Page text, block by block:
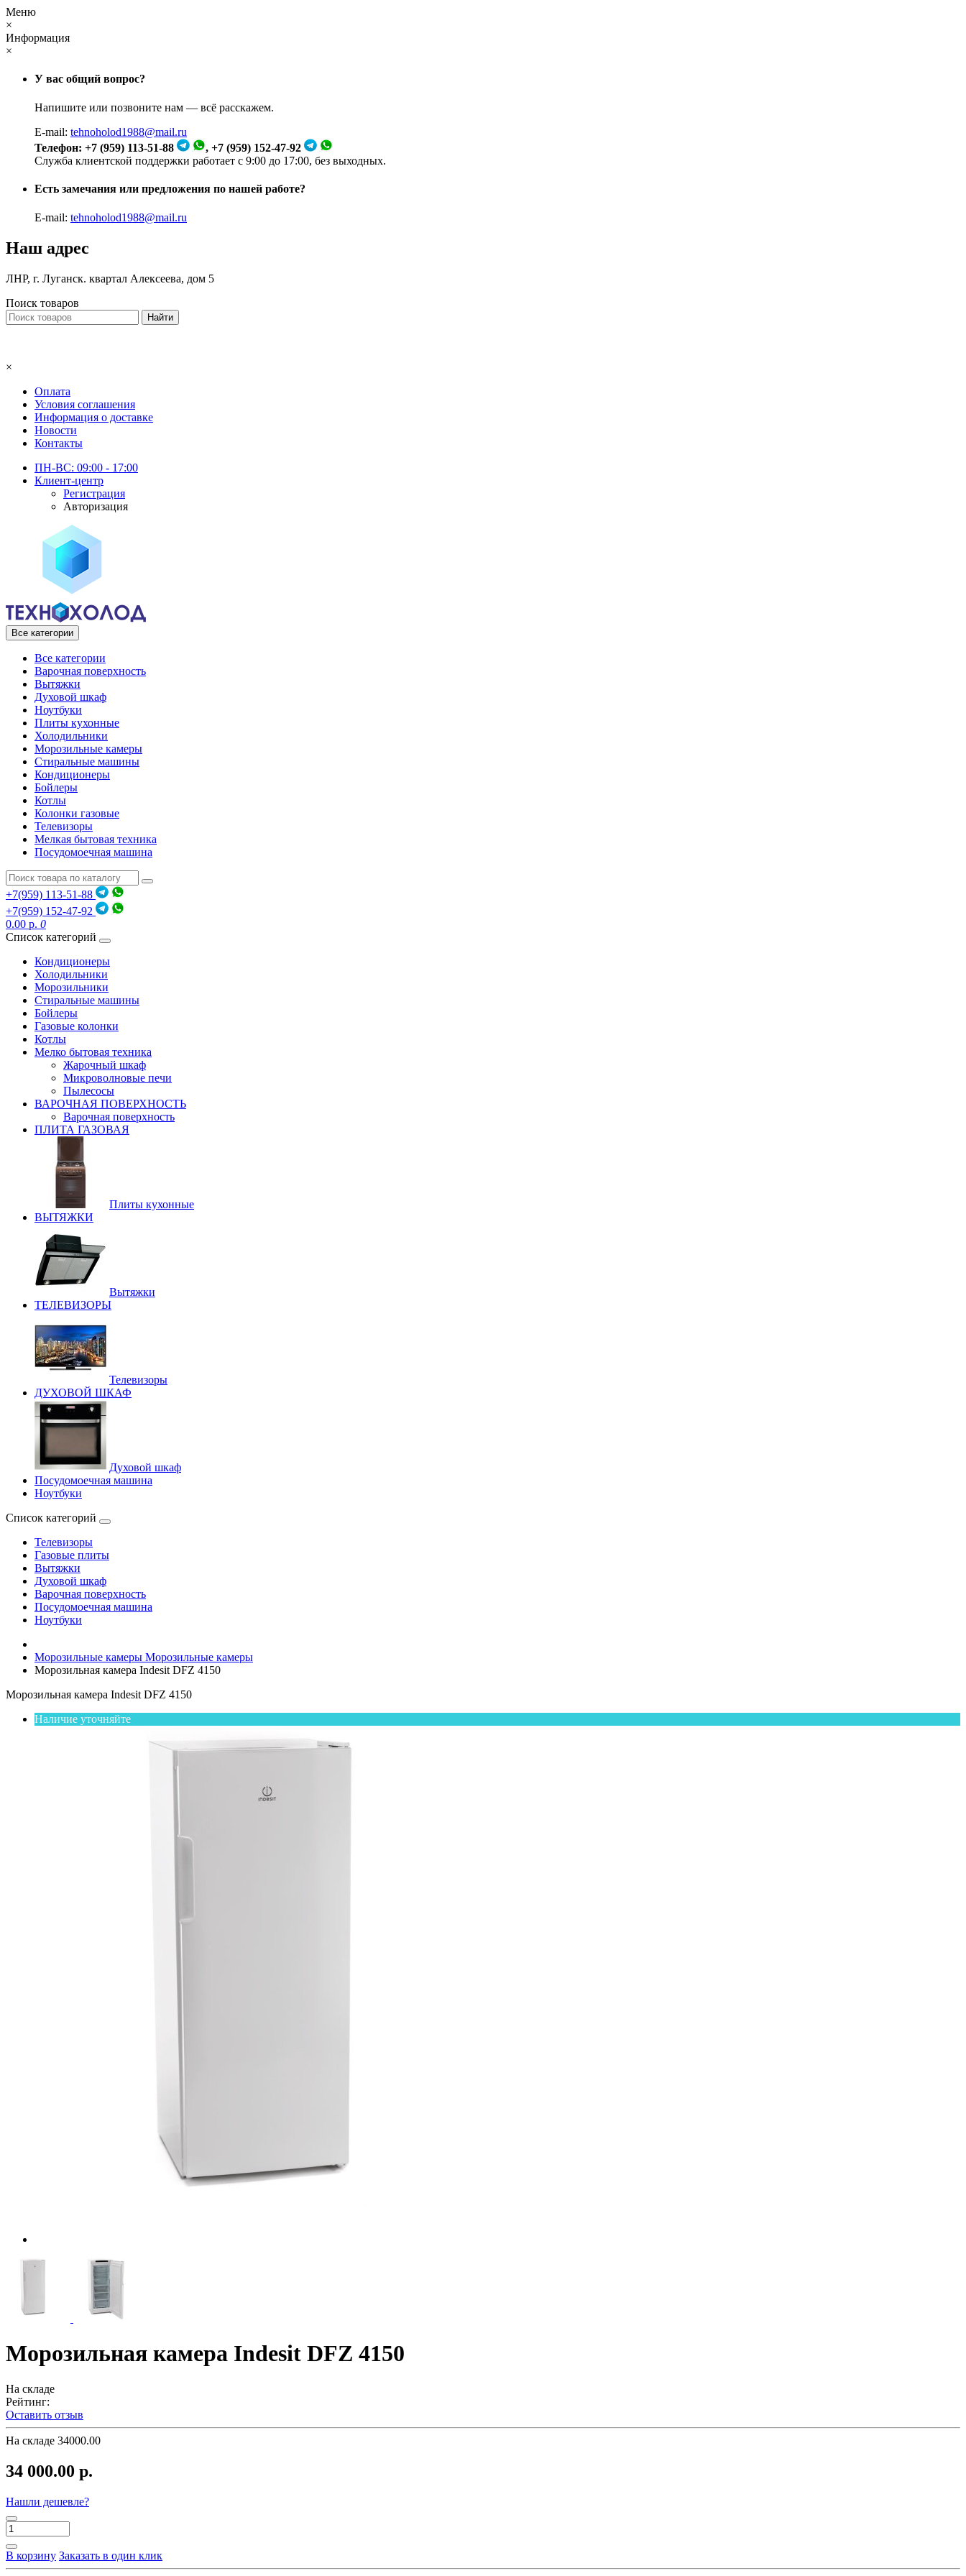
Меню
×
Информация
×
У вас общий вопрос?
Напишите или позвоните нам — всё расскажем.
E-mail: tehnoholod1988@mail.ru
Телефон: +7 (959) 113-51-88
, +7 (959) 152-47-92
Служба клиентской поддержки работает с 9:00 до 17:00, без выходных.
Есть замечания или предложения по нашей работе?
E-mail: tehnoholod1988@mail.ru
Наш адрес
ЛНР, г. Луганск. квартал Алексеева, дом 5
Поиск товаров
×
Оплата
Условия соглашения
Информация о доставке
Новости
Контакты
ПН-ВС: 09:00 - 17:00
Клиент-центр
Регистрация
Авторизация
Все категории
Все категории
Варочная поверхность
Вытяжки
Духовой шкаф
Ноутбуки
Плиты кухонные
Холодильники
Морозильные камеры
Стиральные машины
Кондиционеры
Бойлеры
Котлы
Колонки газовые
Телевизоры
Мелкая бытовая техника
Посудомоечная машина
+7(959) 113-51-88
+7(959) 152-47-92
0.00 р. 0
Список категорий
Кондиционеры
Холодильники
Морозильники
Стиральные машины
Бойлеры
Газовые колонки
Котлы
Мелко бытовая техника
Жарочный шкаф
Микроволновые печи
Пылесосы
ВАРОЧНАЯ ПОВЕРХНОСТЬ
Варочная поверхность
ПЛИТА ГАЗОВАЯ
Плиты кухонные
ВЫТЯЖКИ
Вытяжки
ТЕЛЕВИЗОРЫ
Телевизоры
ДУХОВОЙ ШКАФ
Духовой шкаф
Посудомоечная машина
Ноутбуки
Список категорий
Телевизоры
Газовые плиты
Вытяжки
Духовой шкаф
Варочная поверхность
Посудомоечная машина
Ноутбуки
Морозильные камеры Морозильные камеры
Морозильная камера Indesit DFZ 4150
Морозильная камера Indesit DFZ 4150
Наличие уточняйте
Морозильная камера Indesit DFZ 4150
На складе
Рейтинг:
Оставить отзыв
На складе 34000.00
34 000.00 р.
Нашли дешевле?
В корзину Заказать в один клик